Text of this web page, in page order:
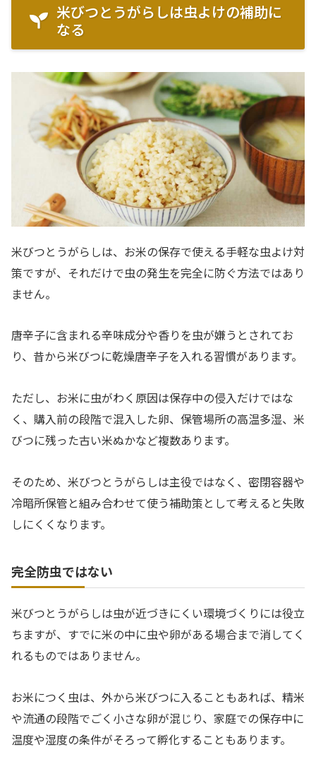
米びつとうがらしは虫よけの補助に
なる
米びつとうがらしは、お米の保存で使える手軽な虫よけ対
策ですが、それだけで虫の発生を完全に防ぐ方法ではあり
ません。
唐辛子に含まれる辛味成分や香りを虫が嫌うとされてお
り、昔から米びつに乾燥唐辛子を入れる習慣があります。
ただし、お米に虫がわく原因は保存中の侵入だけではな
く、購入前の段階で混入した卵、保管場所の高温多湿、米
びつに残った古い米ぬかなど複数あります。
そのため、米びつとうがらしは主役ではなく、密閉容器や
冷暗所保管と組み合わせて使う補助策として考えると失敗
しにくくなります。
完全防虫ではない
米びつとうがらしは虫が近づきにくい環境づくりには役立
ちますが、すでに米の中に虫や卵がある場合まで消してく
れるものではありません。
お米につく虫は、外から米びつに入ることもあれば、精米
や流通の段階でごく小さな卵が混じり、家庭での保存中に
温度や湿度の条件がそろって孵化することもあります。